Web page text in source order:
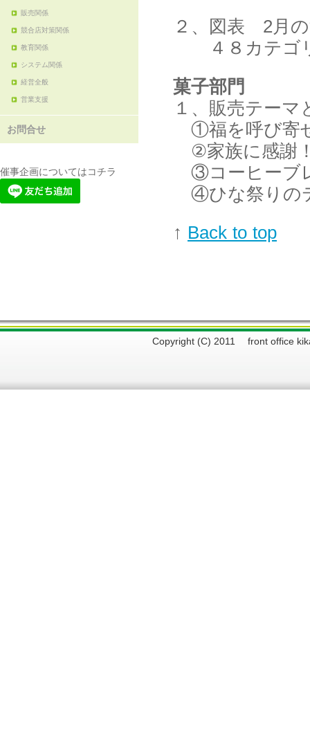
販売関係
競合店対策関係
教育関係
システム関係
経営全般
営業支援
お問合せ
催事企画についてはコチラ
２、図表 2月の
４８カテゴリ
菓子部門
１、販売テーマ
①福を呼び寄
②家族に感謝
③コーヒーブ
④ひな祭りの
↑ Back to top
Copyright (C) 2011 front office